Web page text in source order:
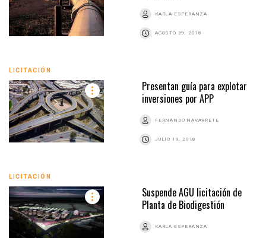
KARLA ESPERANZA
AGOSTO 29, 2018
LICITACIÓN
Presentan guía para explotar
inversiones por APP
FERNANDO NAVARRETE
JULIO 19, 2018
LICITACIÓN
Suspende AGU licitación de
Planta de Biodigestión
KARLA ESPERANZA